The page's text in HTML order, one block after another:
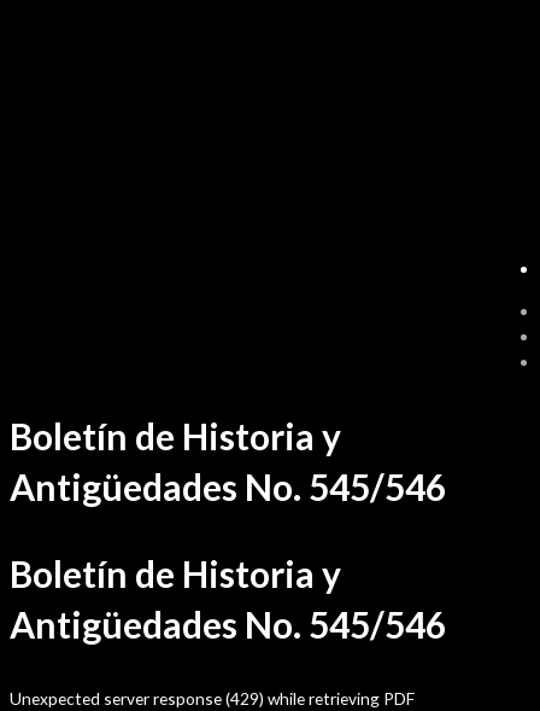
al
contenido
Boletín de Historia y
Antigüedades No. 545/546
Boletín de Historia y
Antigüedades No. 545/546
Unexpected server response (429) while retrieving PDF